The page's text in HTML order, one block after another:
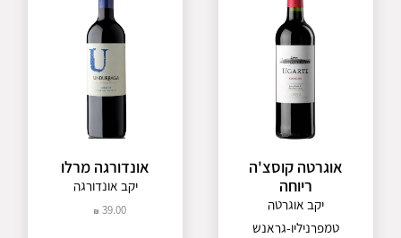
אוגרטה קוסצ'ה
ריוחה
יקב אוגרטה
טמפרניליו-גראנש
אונדורגה מרלו
יקב אונדורגה
39.00